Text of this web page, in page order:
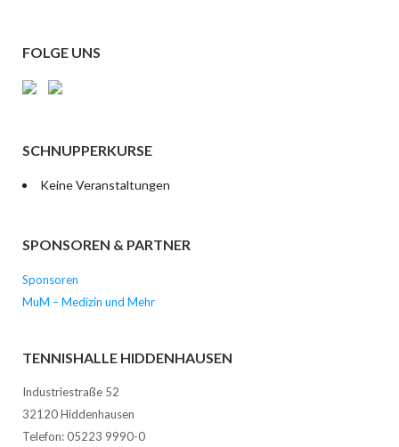
FOLGE UNS
SCHNUPPERKURSE
Keine Veranstaltungen
SPONSOREN & PARTNER
Sponsoren
MuM – Medizin und Mehr
TENNISHALLE HIDDENHAUSEN
Industriestraße 52
32120 Hiddenhausen
Telefon: 05223 9990-0